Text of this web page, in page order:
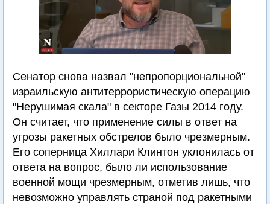
Сенатор снова назвал "непропорциональной"
израильскую антитеррористическую операцию
"Нерушимая скала" в секторе Газы 2014 году.
Он считает, что применение силы в ответ на
угрозы ракетных обстрелов было чрезмерным.
Его соперница Хиллари Клинтон уклонилась от
ответа на вопрос, было ли использование
военной мощи чрезмерным, отметив лишь, что
невозможно управлять страной под ракетными